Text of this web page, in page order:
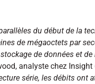
du début de la
de mégaoctets par
de données et
analyste chez Insight
série, les débits ont